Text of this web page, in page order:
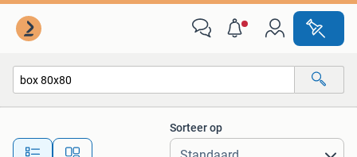
Alle afstanden…
Sorteer op